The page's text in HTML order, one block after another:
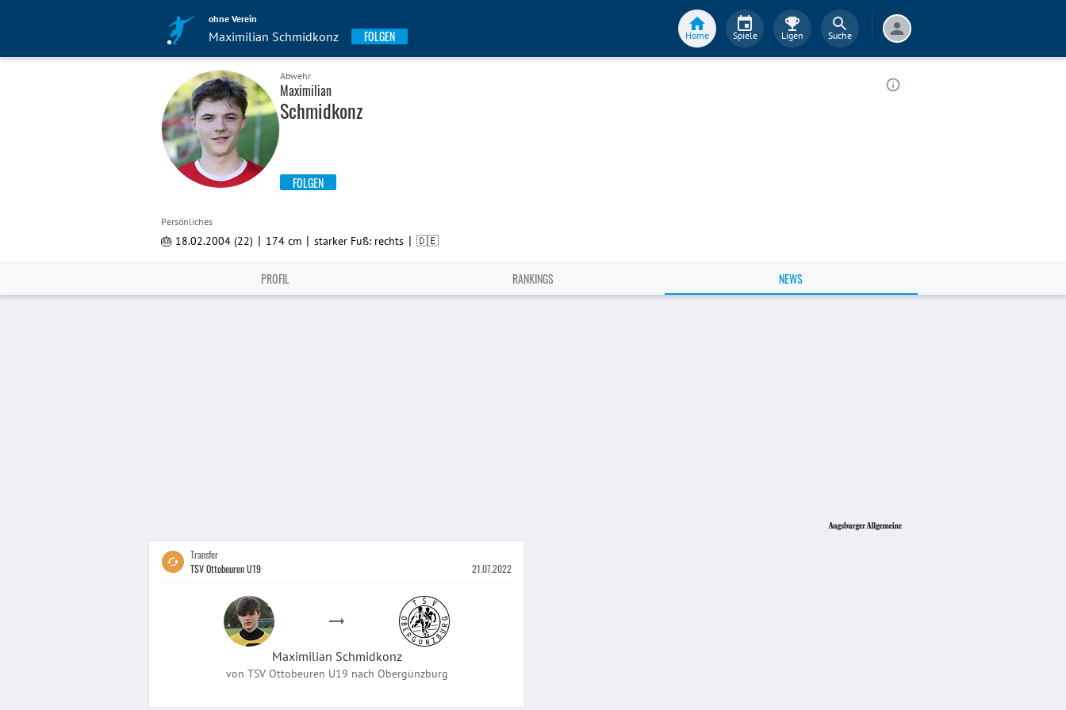
ohne Verein
Maximilian Schmidkonz FOLGEN Home Spiele Ligen Suche
Abwehr
Maximilian
Schmidkonz
FOLGEN
Persönliches
🎂 18.02.2004 (22) | 174 cm | starker Fuß: rechts | 🇩🇪
PROFIL RANKINGS NEWS
Transfer
TSV Ottobeuren U19
21.07.2022
Maximilian Schmidkonz
von TSV Ottobeuren U19 nach Obergünzburg